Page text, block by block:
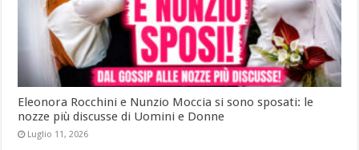
Eleonora Rocchini e Nunzio Moccia si sono sposati: le
nozze più discusse di Uomini e Donne
Luglio 11, 2026